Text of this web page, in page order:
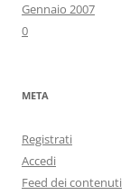
Gennaio 2007
0
META
Registrati
Accedi
Feed dei contenuti